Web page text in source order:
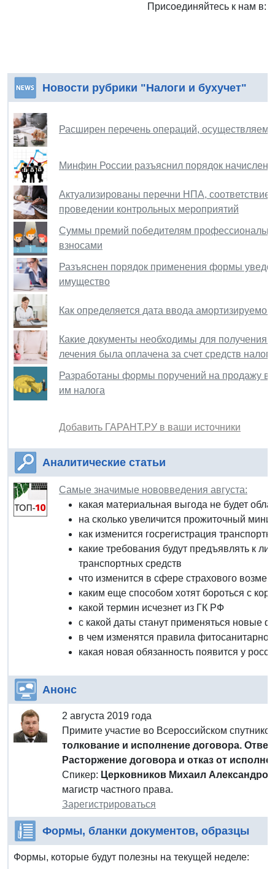
Присоединяйтесь к нам в:
Новости рубрики "Налоги и бухучет"
Расширен перечень операций,
Минфин России разъяснил порядок
Актуализированы перечни НПА,
проведении контрольных мероприятий
Суммы премий победителям
взносами
Разъяснен порядок применения формы
имущество
Как определяется дата ввода
Какие документы необходимы для получения
лечения была оплачена за счет средств
Разработаны формы поручений на продажу
им налога
Добавить ГАРАНТ.РУ в ваши источники
Аналитические статьи
Самые значимые нововведения августа:
какая материальная выгода не будет
на сколько увеличится прожиточный
как изменится госрегистрация
какие требования будут предъявлять к
транспортных средств
что изменится в сфере страхового
каким еще способом хотят бороться с
какой термин исчезнет из ГК РФ
с какой даты станут применяться новые
в чем изменятся правила
какая новая обязанность появится у
Анонс
2 августа 2019 года
Примите участие во Всероссийском
толкование и исполнение договора.
Расторжение договора и отказ от
Спикер: Церковников Михаил
магистр частного права.
Зарегистрироваться
Формы, бланки документов, образцы
Формы, которые будут полезны на текущей неделе: